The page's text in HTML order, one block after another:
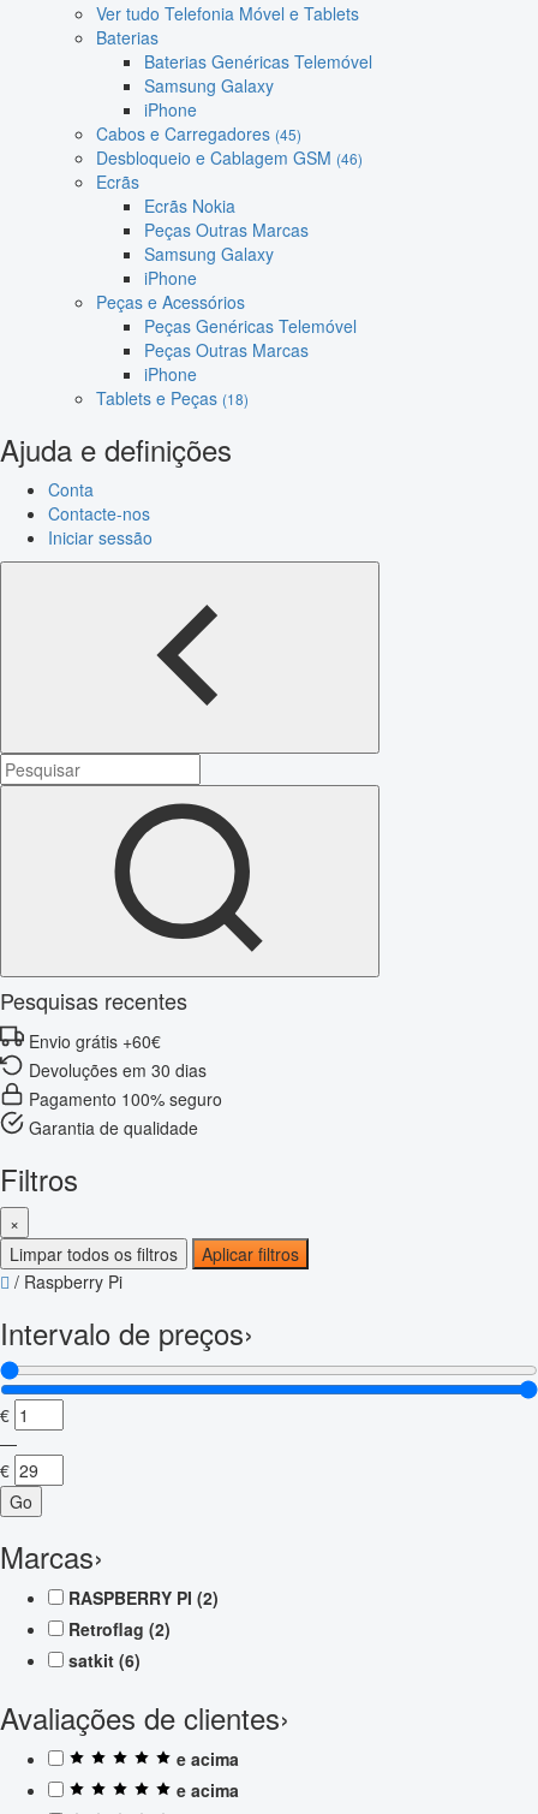
Ver tudo Telefonia Móvel e Tablets
Baterias
Baterias Genéricas Telemóvel
Samsung Galaxy
iPhone
Cabos e Carregadores (45)
Desbloqueio e Cablagem GSM (46)
Ecrãs
Ecrãs Nokia
Peças Outras Marcas
Samsung Galaxy
iPhone
Peças e Acessórios
Peças Genéricas Telemóvel
Peças Outras Marcas
iPhone
Tablets e Peças (18)
Ajuda e definições
Conta
Contacte-nos
Iniciar sessão
Pesquisas recentes
Envio grátis +60€
Devoluções em 30 dias
Pagamento 100% seguro
Garantia de qualidade
Filtros
×
Limpar todos os filtros
Aplicar filtros
/ Raspberry Pi
Intervalo de preços›
€
—
€
Go
Marcas›
RASPBERRY PI (2)
Retroflag (2)
satkit (6)
Avaliações de clientes›
e acima
e acima